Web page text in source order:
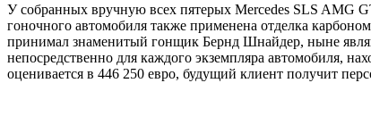
У собранных вручную всех пятерых Mercedes SLS AMG
гоночного автомобиля также применена отделка
принимал знаменитый гонщик Бернд Шнайдер, ныне
непосредственно для каждого экземпляра автомобиля,
оценивается в 446 250 евро, будущий клиент получит